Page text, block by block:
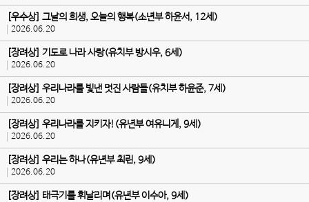
[우수상] 그날의 희생, 오늘의 행복(소년부 하윤서, 12세)
2026.06.20
[장려상] 기도로 나라 사랑(유치부 방시우, 6세)
2026.06.20
[장려상] 우리나라를 빛낸 멋진 사람들(유치부 하윤준, 7세)
2026.06.20
[장려상] 우리나라를 지키자!(유년부 여유니게, 9세)
2026.06.20
[장려상] 우리는 하나(유년부 최린, 9세)
2026.06.20
[장려상] 태극기를 휘날리며(유년부 이수아, 9세)